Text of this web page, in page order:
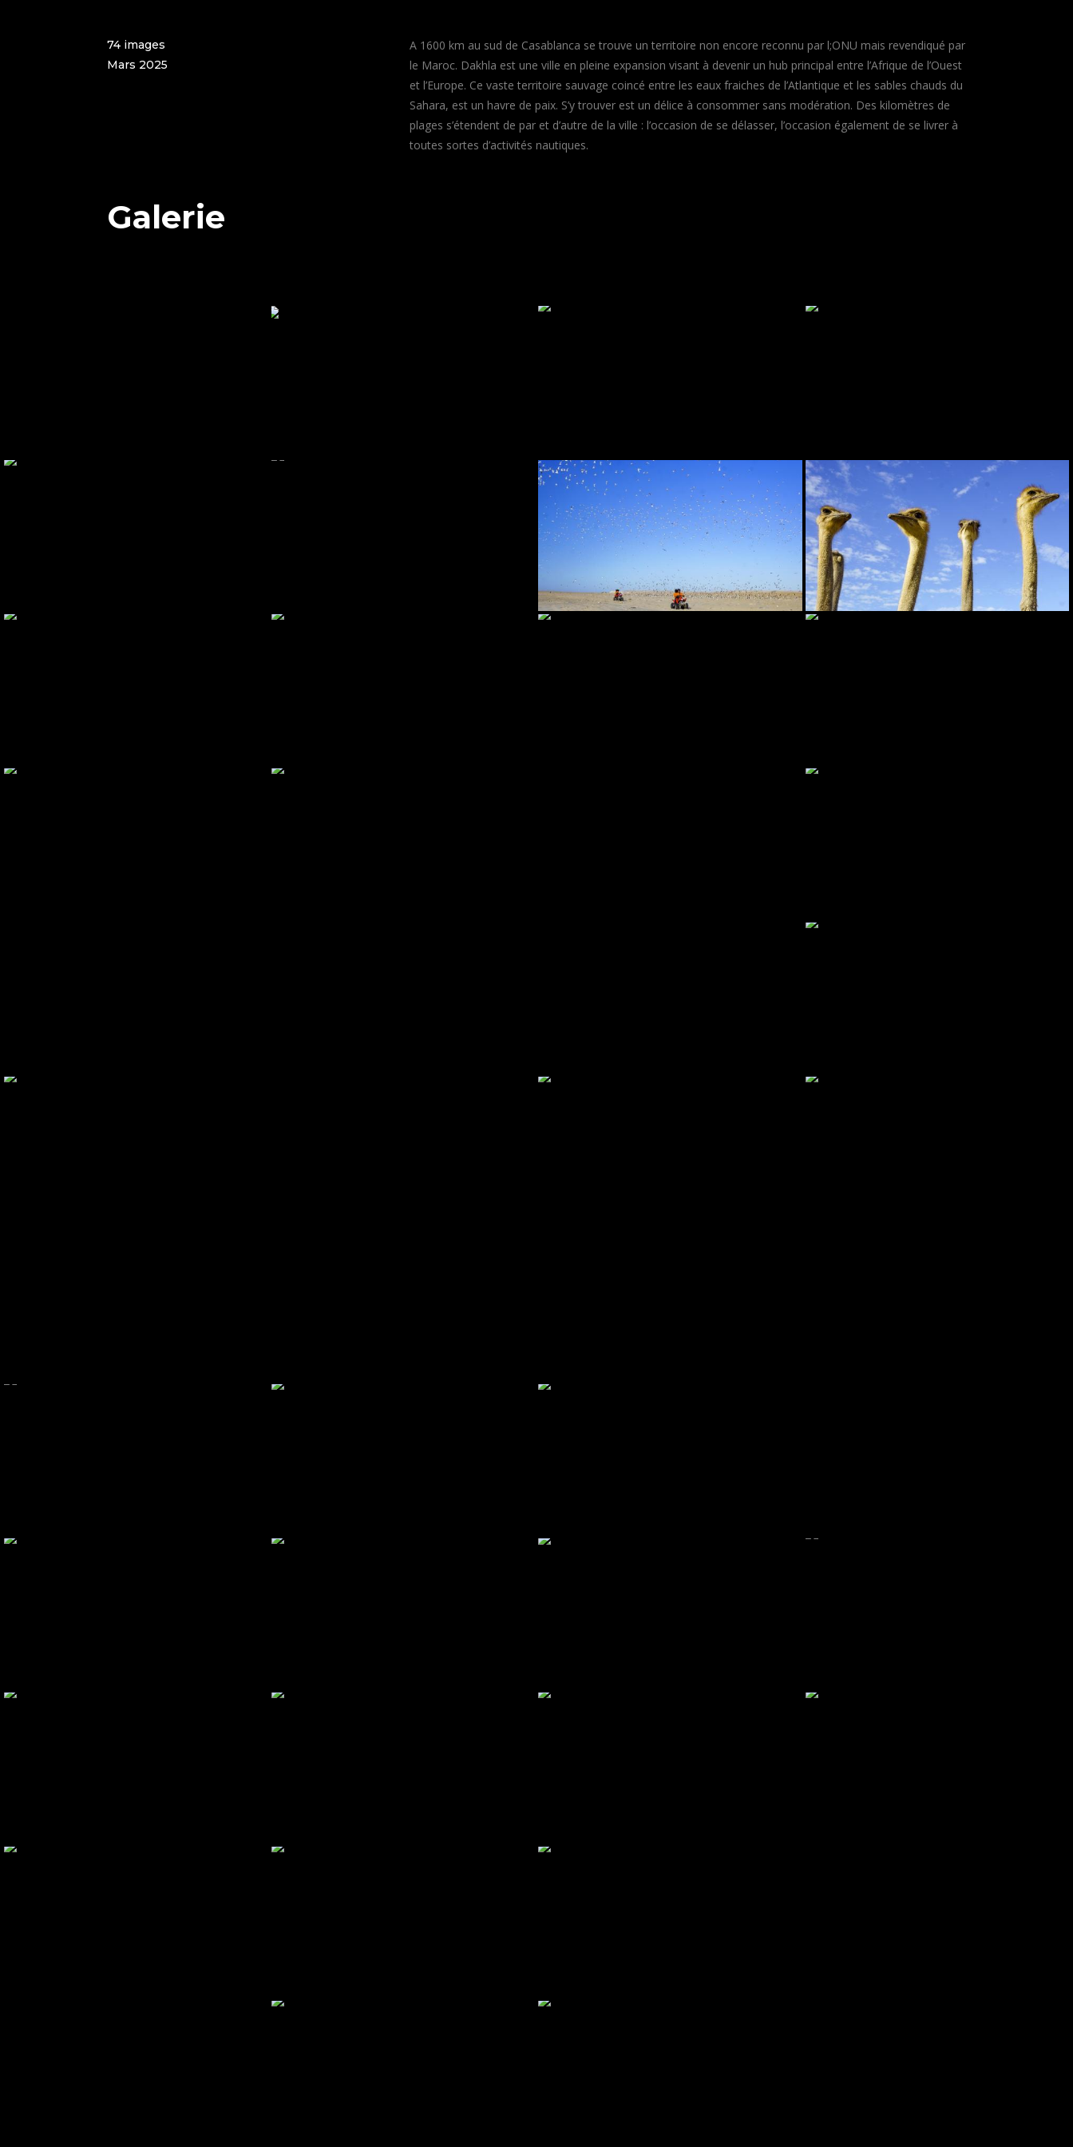
74 images
Mars 2025
A 1600 km au sud de Casablanca se trouve un territoire non encore reconnu par l;ONU mais revendiqué par
le Maroc. Dakhla est une ville en pleine expansion visant à devenir un hub principal entre l’Afrique de l’Ouest
et l’Europe. Ce vaste territoire sauvage coincé entre les eaux fraiches de l’Atlantique et les sables chauds du
Sahara, est un havre de paix. S’y trouver est un délice à consommer sans modération. Des kilomètres de
plages s’étendent de par et d’autre de la ville : l’occasion de se délasser, l’occasion également de se livrer à
toutes sortes d’activités nautiques.
Galerie